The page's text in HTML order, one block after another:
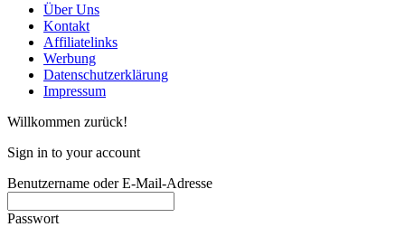
Über Uns
Kontakt
Affiliatelinks
Werbung
Datenschutzerklärung
Impressum
Willkommen zurück!
Sign in to your account
Benutzername oder E-Mail-Adresse
Passwort